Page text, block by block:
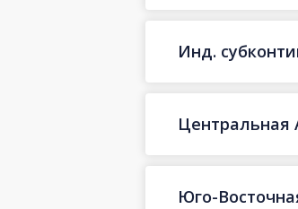
Инд.
Центральная
Юго-